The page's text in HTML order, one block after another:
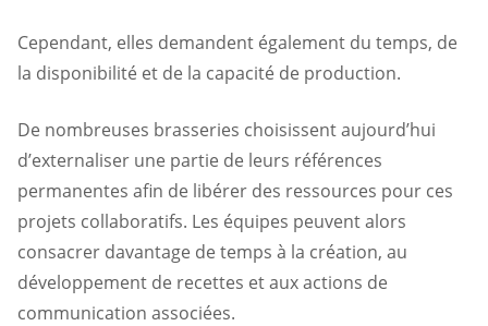
Cependant, elles demandent également du temps, de
la disponibilité et de la capacité de production.
De nombreuses brasseries choisissent aujourd’hui
d’externaliser une partie de leurs références
permanentes afin de libérer des ressources pour ces
projets collaboratifs. Les équipes peuvent alors
consacrer davantage de temps à la création, au
développement de recettes et aux actions de
communication associées.